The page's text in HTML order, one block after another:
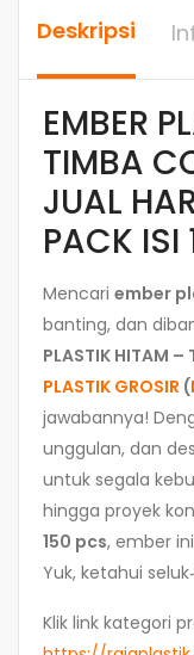
Deskripsi
EMBER
TIMBA
JUAL
PACK ISI
Mencari ember
banting, dan
PLASTIK HITAM –
PLASTIK GROSIR (
jawabannya!
unggulan, dan
untuk segala
hingga proyek
150 pcs, ember
Yuk, ketahui
Klik link kategori